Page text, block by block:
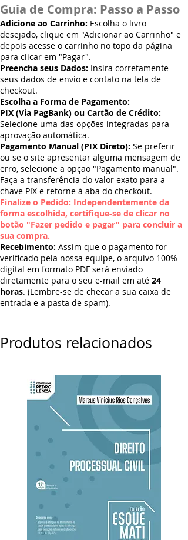
Guia de Compra: Passo a Passo
Adicione ao Carrinho: Escolha o livro
desejado, clique em "Adicionar ao Carrinho" e
depois acesse o carrinho no topo da página
para clicar em "Pagar".
Preencha seus Dados: Insira corretamente
seus dados de envio e contato na tela de
checkout.
Escolha a Forma de Pagamento:
PIX (Via PagBank) ou Cartão de Crédito:
Selecione uma das opções integradas para
aprovação automática.
Pagamento Manual (PIX Direto): Se preferir
ou se o site apresentar alguma mensagem de
erro, selecione a opção "Pagamento manual".
Faça a transferência do valor exato para a
chave PIX e retorne à aba do checkout.
Finalize o Pedido: Independentemente da
forma escolhida, certifique-se de clicar no
botão "Fazer pedido e pagar" para concluir a
sua compra.
Recebimento: Assim que o pagamento for
verificado pela nossa equipe, o arquivo 100%
digital em formato PDF será enviado
diretamente para o seu e-mail em até 24
horas. (Lembre-se de checar a sua caixa de
entrada e a pasta de spam).
Produtos relacionados